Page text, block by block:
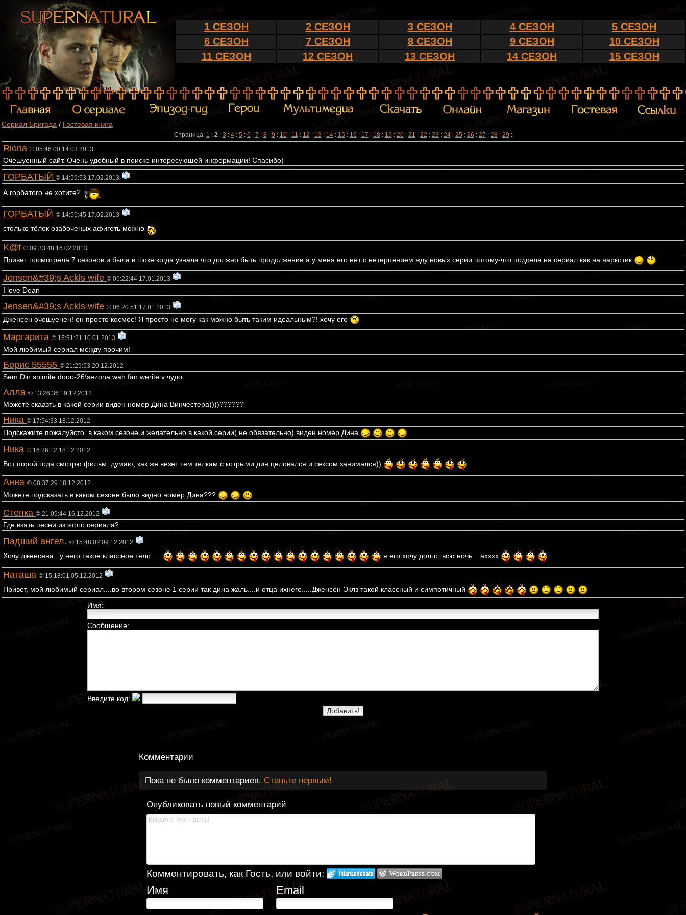
1 СЕЗОН 2 СЕЗОН 3 СЕЗОН 4 СЕЗОН
5 СЕЗОН
6 СЕЗОН
7 СЕЗОН 8 СЕЗОН 9 СЕЗОН
10 СЕЗОН
11 СЕЗОН
12 СЕЗОН 13 СЕЗОН 14 СЕЗОН 15 СЕЗОН
Сериал Бригада / Гостевая книга
Страница: 1 : 2: 3 : 4: 5: 6 : 7 : 8: 9 : 10: 11 : 12 : 13 : 14: 15: 16 : 17 : 18: 19 : 20: 21 : 22 : 23 : 24: 25: 26 : 27 : 28: 29 :
Riona © 05:46:00 14.03.2013
Очешуенный сайт. Очень удобный в поиске интересующей информации! Спасибо)
ГОРБАТЫЙ © 14:59:53 17.02.2013
А горбатого не хотите?
ГОРБАТЫЙ © 14:55:45 17.02.2013
столько тёлок озабоченых афигеть можно
K@t © 09:33:48 16.02.2013
Привет посмотрела 7 сезонов и была в шоке когда узнала что должно быть продолжение а у меня его нет с нетерпением жду новых серии потому-что подсела на сериал как на наркотик
Jensen&#39;s Ackls wife © 06:22:44 17.01.2013
I love Dean
Jensen&#39;s Ackls wife © 06:20:51 17.01.2013
Дженсен очешуенен! он просто космос! Я просто не могу как можно быть таким идеальным?! хочу его
Маргарита © 15:51:21 10.01.2013
Мой любимый сериал между прочим!
Борис 55555 © 21:29:53 20.12.2012
Sem Din snimite dooo-26\sezona wah fan werite v чудо
Алла © 13:26:36 19.12.2012
Можете скаазть в какой серии виден номер Дина Винчестера))))??????
Ника © 17:54:33 18.12.2012
Подскажите пожалуйсто. в каком сезоне и желательно в какой серии( не обязательно) виден номер Дина
Ника © 16:26:12 18.12.2012
Вот порой года смотрю фильм, думаю, как же везет тем телкам с котрыми дин целовался и сексом занимался))
Анна © 08:37:29 18.12.2012
Можете подсказать в каком сезоне было видно номер Дина???
Степка © 21:09:44 16.12.2012
Где взять песни из этого сериала?
Падший ангел. © 15:48:02 09.12.2012
Хочу дженсена , у него такое классное тело..... я его хочу долго, всю ночь....ахххх
Наташа © 15:18:01 05.12.2012
Привет, мой любимый сериал....во втором сезоне 1 серии так дина жаль....и отца ихнего.....Дженсен Эклз такой классный и симпотичный
Имя:
Сообщение:
Введите код:
Комментарии
Пока не было комментариев. Станьте первым!
Опубликовать новый комментарий
Комментировать, как Гость, или войти:
Имя Email